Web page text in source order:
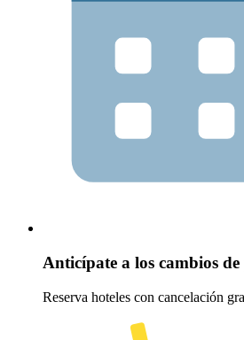
Anticípate a los cambios de
Reserva hoteles con cancelación